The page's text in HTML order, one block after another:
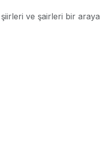
ve şairleri bir araya